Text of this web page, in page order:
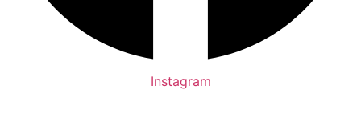
Instagram